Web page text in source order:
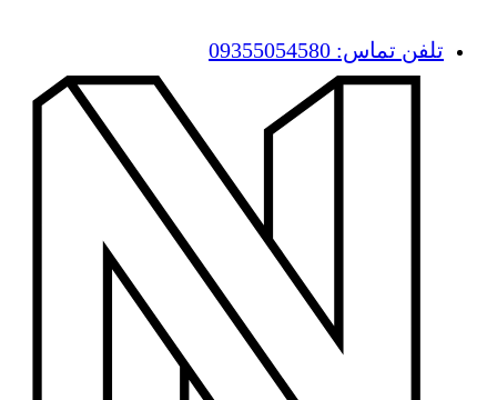
تلفن تماس: 09355054580